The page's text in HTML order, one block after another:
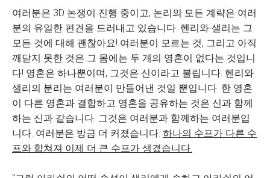
여러분은 3D 논쟁이 진행 중이고, 논리의 모든 계략은 여러
분의 유일한 편견을 드러내고 있습니다. 헨리와 샐리는 그
모든 것에 대해 괜찮아요! 여러분이 모르는 것, 그리고 아직
깨닫지 못한 것은 그 몸에는 두 개의 영혼이 없다는 것입니
다! 영혼은 하나뿐이며, 그것은 신이라고 불립니다. 헨리와
샐리의 분리는 여러분이 만들어낸 것일 뿐입니다. 한 영혼
이 다른 영혼과 결합하고 영혼을 공유하는 것은 신과 함께
하는 신과 같습니다. 그것은 여러분과 함께하는 여러분입
니다. 여러분은 방금 더 커졌습니다. 하나의 수프가 다른 수
프와 합쳐져 이제 더 큰 수프가 생겼습니다.